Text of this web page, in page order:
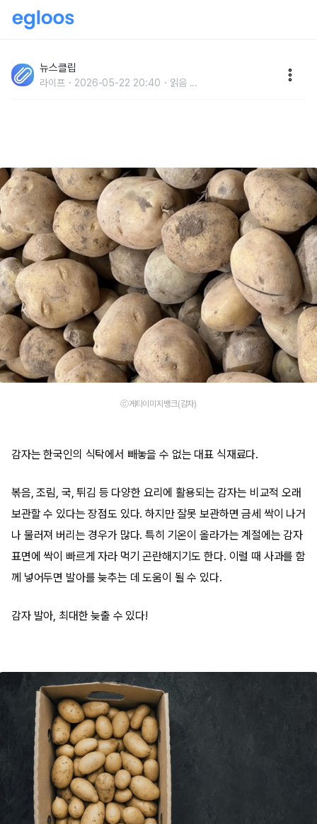
는 감자, 박스째로 '1년 이상' 신선 보관하는 방법
뉴스클립
라이프 2026-05-22 20:40 읽음 ...
ⓒ게티이미지뱅크(감자)
감자는 한국인의 식탁에서 빼놓을 수 없는 대표 식재료다.
볶음, 조림, 국, 튀김 등 다양한 요리에 활용되는 감자는 비교적 오래
보관할 수 있다는 장점도 있다. 하지만 잘못 보관하면 금세 싹이 나거
나 물러져 버리는 경우가 많다. 특히 기온이 올라가는 계절에는 감자
표면에 싹이 빠르게 자라 먹기 곤란해지기도 한다. 이럴 때 사과를 함
께 넣어두면 발아를 늦추는 데 도움이 될 수 있다.
감자 발아, 최대한 늦출 수 있다!